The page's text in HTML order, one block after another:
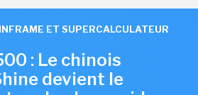
ET SUPERCALCULATEUR
: Le chinois
devient le